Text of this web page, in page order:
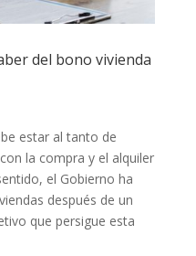
del bono vivienda
estar al tanto de
la compra y el alquiler
el Gobierno ha
después de un
que persigue esta